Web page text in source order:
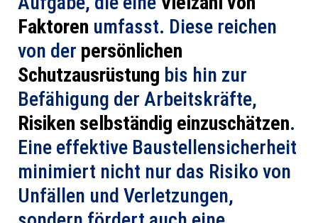
Faktoren umfasst. Diese reichen
von der persönlichen
Schutzausrüstung bis hin zur
Befähigung der Arbeitskräfte,
Risiken selbständig einzuschätzen.
Eine effektive Baustellensicherheit
minimiert nicht nur das Risiko von
Unfällen und Verletzungen,